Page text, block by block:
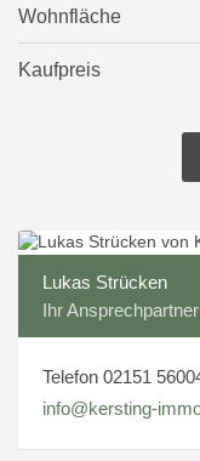
Wohnfläche
Kaufpreis
Lukas Strücken
Ihr Ansprechpartner
Telefon 02151
info@kersting-